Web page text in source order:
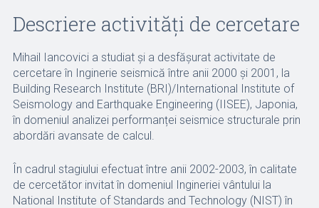
Descriere activități de cercetare
Mihail Iancovici a studiat și a desfășurat activitate de
cercetare în Inginerie seismică între anii 2000 și 2001, la
Building Research Institute (BRI)/International Institute of
Seismology and Earthquake Engineering (IISEE), Japonia,
în domeniul analizei performanței seismice structurale prin
abordări avansate de calcul.
În cadrul stagiului efectuat între anii 2002-2003, în calitate
de cercetător invitat în domeniul Ingineriei vântului la
National Institute of Standards and Technology (NIST) în